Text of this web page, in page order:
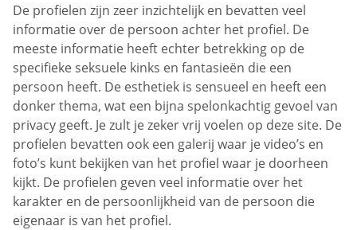
De profielen zijn zeer inzichtelijk en bevatten veel
informatie over de persoon achter het profiel. De
meeste informatie heeft echter betrekking op de
specifieke seksuele kinks en fantasieën die een
persoon heeft. De esthetiek is sensueel en heeft een
donker thema, wat een bijna spelonkachtig gevoel van
privacy geeft. Je zult je zeker vrij voelen op deze site. De
profielen bevatten ook een galerij waar je video’s en
foto’s kunt bekijken van het profiel waar je doorheen
kijkt. De profielen geven veel informatie over het
karakter en de persoonlijkheid van de persoon die
eigenaar is van het profiel.